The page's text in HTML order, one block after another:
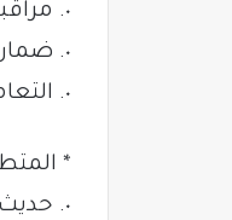
٠. مراقبة حركة المخزون وإعداد التقارير الدورية.
٠. ضمان سلامة المخزون وتطبيق إجراءات السلامة.
٠. التعامل مع نظام إدارة المخزون.
*
٠. حديث التخرج أو خبرة في مجال المستودعات.